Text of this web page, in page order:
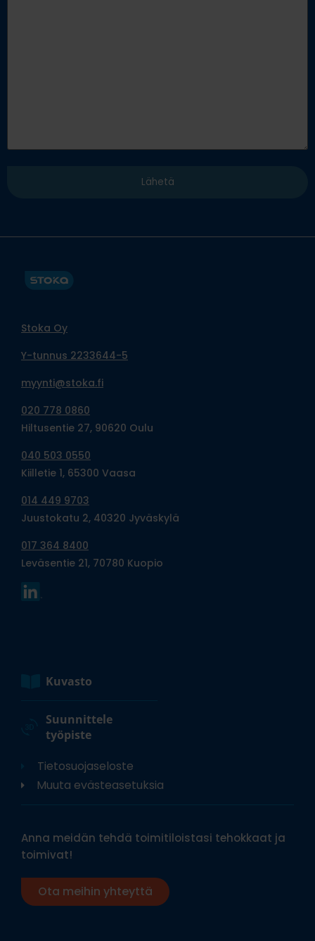
Stoka Oy
Y-tunnus 2233644-5
myynti@stoka.fi
020 778 0860
Hiltusentie 27, 90620 Oulu
040 503 0550
Kiilletie 1, 65300 Vaasa
014 449 9703
Juustokatu 2, 40320 Jyväskylä
017 364 8400
Leväsentie 21, 70780 Kuopio
Kuvasto
Suunnittele
työpiste
Tietosuojaseloste
Muuta evästeasetuksia
Anna meidän tehdä toimitiloistasi tehokkaat ja
toimivat!
Ota meihin yhteyttä